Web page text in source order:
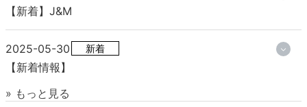
【新着】J&M
2025-05-30 新着
【新着情報】
» もっと見る